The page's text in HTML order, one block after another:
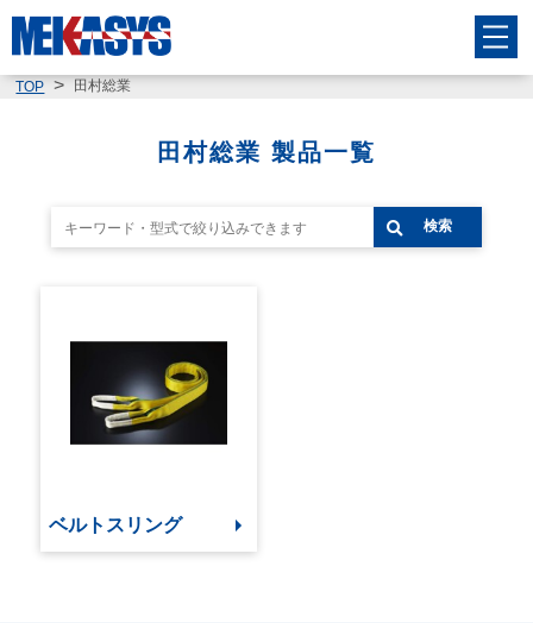
TOP 田村総業
田村総業 製品一覧
検索
ベルトスリング